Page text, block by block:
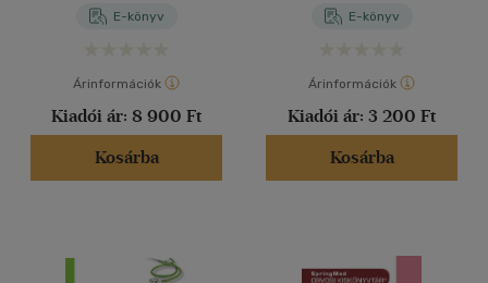
E-könyv
Árinformációk
Kiadói ár: 8 900 Ft
Kosárba
E-könyv
Árinformációk
Kiadói ár: 3 200 Ft
Kosárba